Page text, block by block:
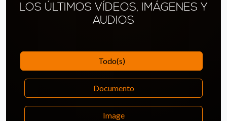
LOS ÚLTIMOS VÍDEOS, IMÁGENES Y
AUDIOS
Todo(s)
Documento
Image